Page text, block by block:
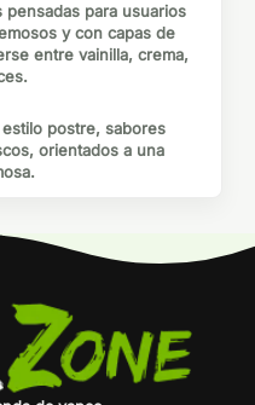
pensadas para usuarios
y con capas de
entre vainilla, crema,
postre, sabores
orientados a una